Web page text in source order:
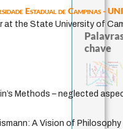
Estadual de Campinas -
at the State University of
Methods – neglected
A Vision of
chave
immanuel kant
código da dinastia nguyen
gosto
juízo
sensus communis
formação
fukuzawa yukichi
redução
mulher
popper
modelos mentais
falseabilidade carnap
constituição
nome
judaísmo
revelação
coletividade
impessoal
pessimismo ren
ética.
yi
li
observador consciente